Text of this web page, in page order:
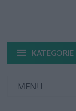
KATEGORIE
MENU